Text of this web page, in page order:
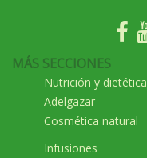
MÁS SECCIONES
Nutrición y dietética
Adelgazar
Cosmética natural
Infusiones